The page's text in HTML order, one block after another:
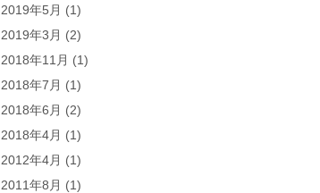
2019年5月 (1)
2019年3月 (2)
2018年11月 (1)
2018年7月 (1)
2018年6月 (2)
2018年4月 (1)
2012年4月 (1)
2011年8月 (1)